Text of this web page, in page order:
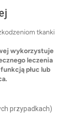
tkanki
wykorzystuje
leczenia
płuc lub
przypadkach)